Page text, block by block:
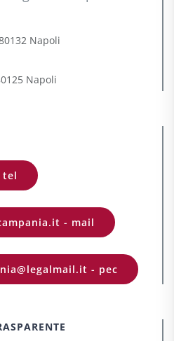
Napoli
Napoli
tel
- mail
- pec